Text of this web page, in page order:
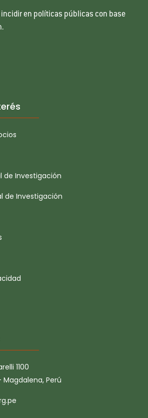
en políticas públicas con base
de Investigación
de Investigación
1100
Perú